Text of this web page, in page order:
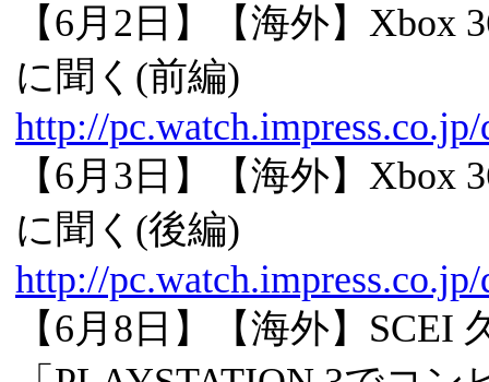
【6月2日】【海外】Xbox
に聞く(前編)
http://
【6月3日】【海外】Xbox
に聞く(後編)
http://
【6月8日】【海外】